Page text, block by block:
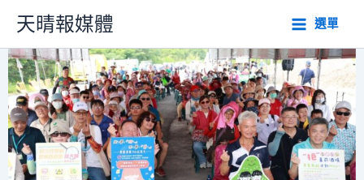
主
要
內
容
天晴報媒體 選單